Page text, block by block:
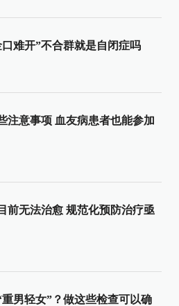
口难开”不合群就是自闭症吗
注意事项 血友病患者也能参加
前无法治愈 规范化预防治疗亟
重男轻女”？做这些检查可以确